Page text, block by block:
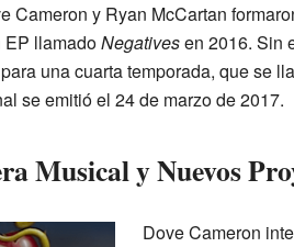
Cameron y Ryan McCartan
llamadoNegativesen 2016. Sin
una cuarta temporada, que se
se emitió el 24 de marzo de 2017.
Musical y Nuevos
Dove Cameron